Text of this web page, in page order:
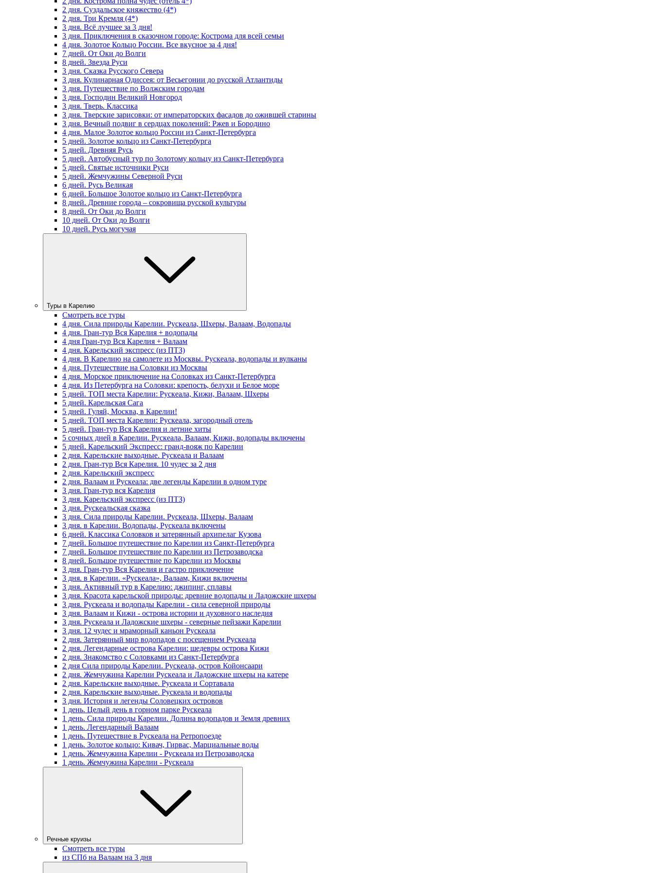
2 дня. Суздальское княжество (4*)
2 дня. Три Кремля (4*)
3 дня. Всё лучшее за 3 дня!
3 дня. Приключения в сказочном городе: Кострома для всей семьи
4 дня. Золотое Кольцо России. Все вкусное за 4 дня!
7 дней. От Оки до Волги
8 дней. Звезда Руси
3 дня. Сказка Русского Севера
3 дня. Кулинарная Одиссея: от Весьегонии до русской Атлантиды
3 дня. Путешествие по Волжским городам
3 дня. Господин Великий Новгород
3 дня. Тверь. Классика
3 дня. Тверские зарисовки: от императорских фасадов до ожившей старины
3 дня. Вечный подвиг в сердцах поколений: Ржев и Бородино
4 дня. Малое Золотое кольцо России из Санкт-Петербурга
5 дней. Золотое кольцо из Санкт-Петербурга
5 дней. Древняя Русь
5 дней. Автобусный тур по Золотому кольцу из Санкт-Петербурга
5 дней. Святые источники Руси
5 дней. Жемчужины Северной Руси
6 дней. Русь Великая
6 дней. Большое Золотое кольцо из Санкт-Петербурга
8 дней. Древние города – сокровища русской культуры
8 дней. От Оки до Волги
10 дней. От Оки до Волги
10 дней. Русь могучая
Туры в Карелию
Смотреть все туры
4 дня. Сила природы Карелии. Рускеала, Шхеры, Валаам, Водопады
4 дня. Гран-тур Вся Карелия + водопады
4 дня Гран-тур Вся Карелия + Валаам
4 дня. Карельский экспресс (из ПТЗ)
4 дня. В Карелию на самолете из Москвы. Рускеала, водопады и вулканы
4 дня. Путешествие на Соловки из Москвы
4 дня. Морское приключение на Соловках из Санкт-Петербурга
4 дня. Из Петербурга на Соловки: крепость, белухи и Белое море
5 дней. ТОП места Карелии: Рускеала, Кижи, Валаам, Шхеры
5 дней. Карельская Сага
5 дней. Гуляй, Москва, в Карелии!
5 дней. ТОП места Карелии: Рускеала, загородный отель
5 дней. Гран-тур Вся Карелия и летние хиты
5 сочных дней в Карелии. Рускеала, Валаам, Кижи, водопады включены
5 дней. Карельский Экспресс: гранд-вояж по Карелии
2 дня. Карельские выходные. Рускеала и Валаам
2 дня. Гран-тур Вся Карелия. 10 чудес за 2 дня
2 дня. Карельский экспресс
2 дня. Валаам и Рускеала: две легенды Карелии в одном туре
3 дня. Гран-тур вся Карелия
3 дня. Карельский экспресс (из ПТЗ)
3 дня. Рускеальская сказка
3 дня. Сила природы Карелии. Рускеала, Шхеры, Валаам
3 дня. в Карелии. Водопады, Рускеала включены
6 дней. Классика Соловков и затерянный архипелаг Кузова
7 дней. Большое путешествие по Карелии из Санкт-Петербурга
7 дней. Большое путешествие по Карелии из Петрозаводска
8 дней. Большое путешествие по Карелии из Москвы
3 дня. Гран-тур Вся Карелия и гастро приключение
3 дня. в Карелии. «Рускеала», Валаам, Кижи включены
3 дня. Активный тур в Карелию: джипинг, сплавы
3 дня. Красота карельской природы: древние водопады и Ладожские шхеры
3 дня. Рускеала и водопады Карелии - сила северной природы
3 дня. Валаам и Кижи - острова истории и духовного наследия
3 дня. Рускеала и Ладожские шхеры - северные пейзажи Карелии
3 дня. 12 чудес и мраморный каньон Рускеала
2 дня. Затерянный мир водопадов с посещением Рускеала
2 дня. Легендарные острова Карелии: шедевры острова Кижи
2 дня. Знакомство с Соловками из Санкт-Петербурга
2 дня Сила природы Карелии. Рускеала, остров Койонсаари
2 дня. Жемчужина Карелии Рускеала и Ладожские шхеры на катере
2 дня. Карельские выходные. Рускеала и Сортавала
2 дня. Карельские выходные. Рускеала и водопады
3 дня. История и легенды Соловецких островов
1 день. Целый день в горном парке Рускеала
1 день. Сила природы Карелии. Долина водопадов и Земля древних
1 день. Легендарный Валаам
1 день. Путешествие в Рускеала на Ретропоезде
1 день. Золотое кольцо: Кивач, Гирвас, Марциальные воды
1 день. Жемчужина Карелии - Рускеала из Петрозаводска
1 день. Жемчужина Карелии - Рускеала
Речные круизы
Смотреть все туры
из СПб на Валаам на 3 дня